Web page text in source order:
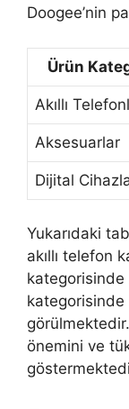
Doogee’nin
Ürün
Akıllı
Aksesuarlar
Dijital
Yukarıdaki
akıllı telefon
kategorisinde
kategorisinde
önemini ve